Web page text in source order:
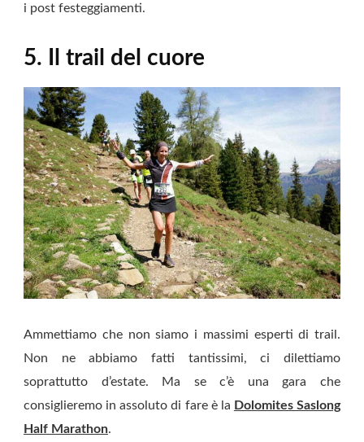
i post festeggiamenti.
5. Il trail del cuore
Ammettiamo che non siamo i massimi esperti di trail.
Non ne abbiamo fatti tantissimi, ci dilettiamo
soprattutto d’estate. Ma se c’è una gara che
consiglieremo in assoluto di fare è la Dolomites Saslong
Half Marathon.